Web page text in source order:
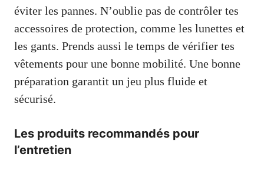
éviter les pannes. N’oublie pas de contrôler tes
accessoires de protection, comme les lunettes et
les gants. Prends aussi le temps de vérifier tes
vêtements pour une bonne mobilité. Une bonne
préparation garantit un jeu plus fluide et
sécurisé.
Les produits recommandés pour
l’entretien